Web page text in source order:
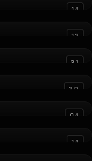
14
12
31
30
04
14